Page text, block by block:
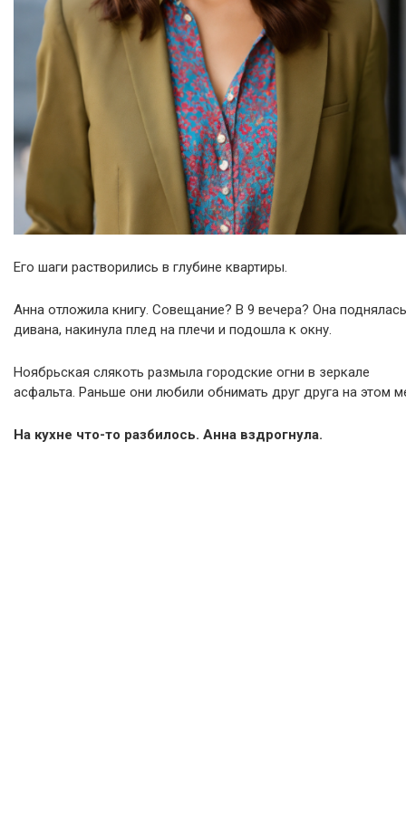
Его шаги растворились в глубине квартиры.
Анна отложила книгу. Совещание? В 9 вечера? Она
дивана, накинула плед на плечи и подошла к окну.
Ноябрьская слякоть размыла городские огни в зеркале
асфальта. Раньше они любили обнимать друг друга на этом
На кухне что-то разбилось. Анна вздрогнула.